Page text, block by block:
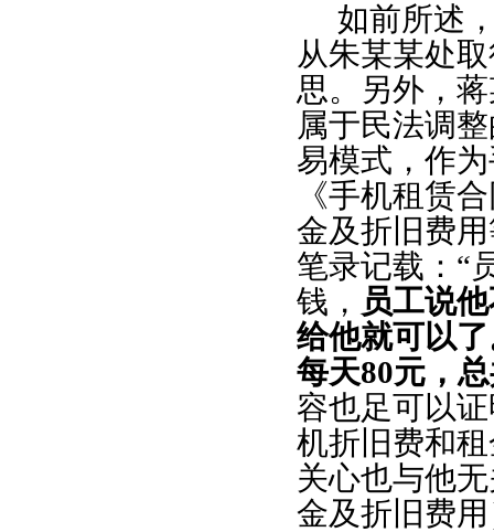
如前所述
从朱某某处
思。另外，
属于民法调
易模式，作
《手机租赁
金及折旧费
笔录记载：“
钱， 员工说
给他就可以
每天80元，
容也足可以
机折旧费和
关心也与他
金及折旧费